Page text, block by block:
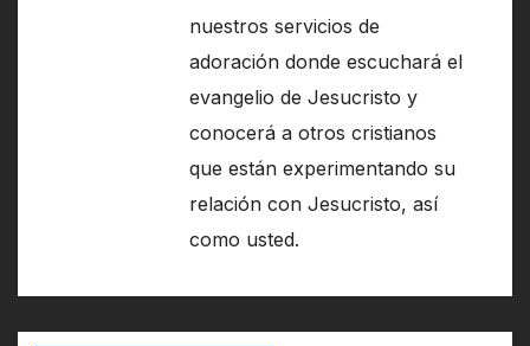
nuestros servicios de
adoración donde escuchará el
evangelio de Jesucristo y
conocerá a otros cristianos
que están experimentando su
relación con Jesucristo, así
como usted.